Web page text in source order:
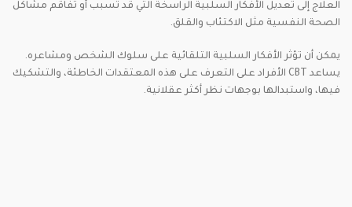
العلاج إلى تعديل الأفكار السلبية الراسخة التي قد تسبب أو تفاقم مشاكل
الصحة النفسية مثل الاكتئاب والقلق.
يمكن أن تؤثر الأفكار السلبية التلقائية على سلوك الشخص ومشاعره.
يساعد CBT الأفراد على التعرف على هذه المعتقدات الخاطئة، والتشكيك
فيها، واستبدالها بوجهات نظر أكثر عقلانية.